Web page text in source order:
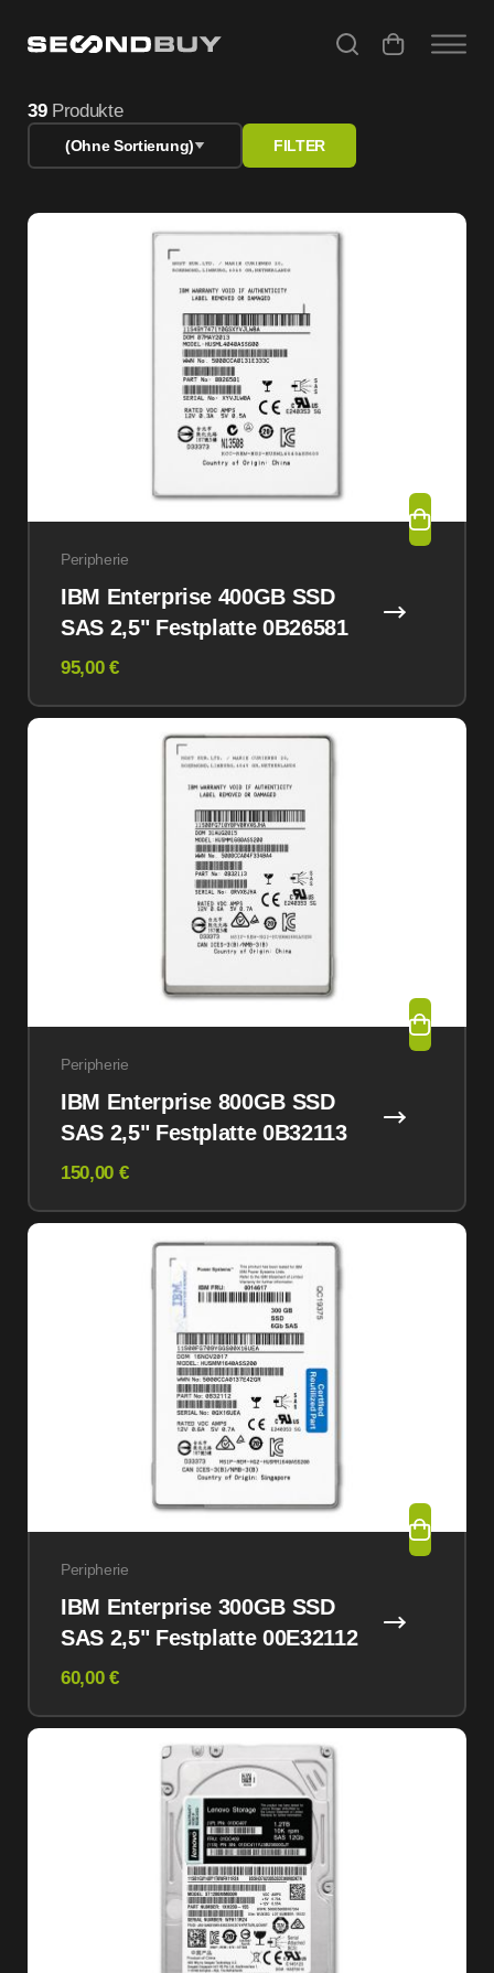
39Produkte
(Ohne Sortierung) FILTER
Peripherie
IBM Enterprise 400GB SSD
SAS 2,5" Festplatte 0B26581
95,00 €
Peripherie
IBM Enterprise 800GB SSD
SAS 2,5" Festplatte 0B32113
150,00 €
Peripherie
IBM Enterprise 300GB SSD
SAS 2,5" Festplatte 00E32112
60,00 €